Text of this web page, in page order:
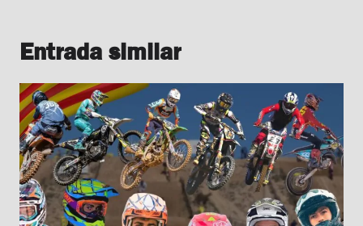
Entrada similar